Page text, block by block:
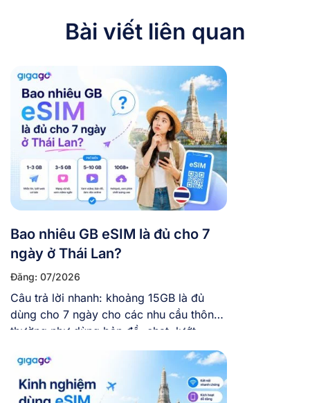
Bài viết liên quan
Bao nhiêu GB eSIM là đủ cho 7
ngày ở Thái Lan?
Đăng: 07/2026
Câu trả lời nhanh: khoảng 15GB là đủ
dùng cho 7 ngày cho các nhu cầu thông
thường như dùng bản đồ, chat, lướt
mạng xã hội, chụp ảnh đăng story vừa
phải. Còn nếu bạn vừa đi vừa làm việc
online, hay thường xuyên gọi video và
xem phim trực tuyến, thì nên chọn […]